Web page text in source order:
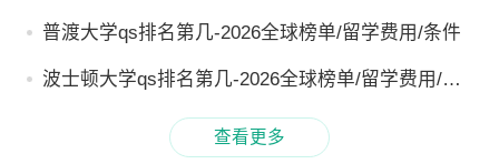
普渡大学qs排名第几-2026全球榜单/留学费用/条件
波士顿大学qs排名第几-2026全球榜单/留学费用/条
查看更多